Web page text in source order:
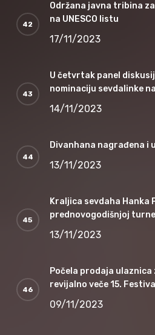
Održana javna tribina
na UNESCO listu
17/11/2023
U četvrtak panel
nominaciju sevdalinke
14/11/2023
Divanhana nagrađena i
13/11/2023
Kraljica sevdaha Hanka
prednovogodišnjoj
13/11/2023
Počela prodaja
revijalno veče 15.
09/11/2023